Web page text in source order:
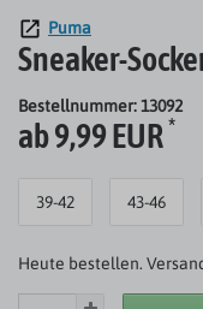
Puma
Sneaker-
Bestellnummer: 13092
ab 9,99 EUR*
39-42 43-46
Heute bestellen.